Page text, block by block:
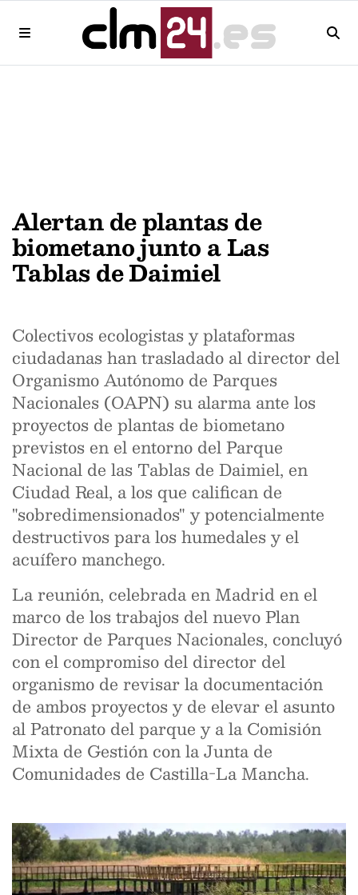
Alertan de plantas de
biometano junto a Las
Tablas de Daimiel
Colectivos ecologistas y plataformas
ciudadanas han trasladado al director del
Organismo Autónomo de Parques
Nacionales (OAPN) su alarma ante los
proyectos de plantas de biometano
previstos en el entorno del Parque
Nacional de las Tablas de Daimiel, en
Ciudad Real, a los que califican de
"sobredimensionados" y potencialmente
destructivos para los humedales y el
acuífero manchego.
La reunión, celebrada en Madrid en el
marco de los trabajos del nuevo Plan
Director de Parques Nacionales, concluyó
con el compromiso del director del
organismo de revisar la documentación
de ambos proyectos y de elevar el asunto
al Patronato del parque y a la Comisión
Mixta de Gestión con la Junta de
Comunidades de Castilla-La Mancha.